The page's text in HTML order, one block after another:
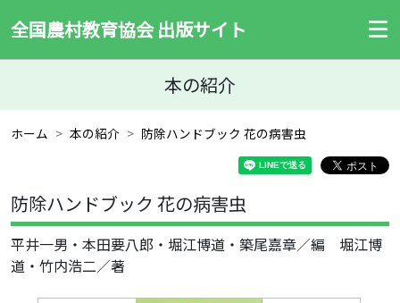
全国農村教育協会 出版サイト
本の紹介
ホーム 本の紹介 防除ハンドブック 花の病害虫
防除ハンドブック 花の病害虫
平井一男・本田要八郎・堀江博道・築尾嘉章／編 堀江博
道・竹内浩二／著